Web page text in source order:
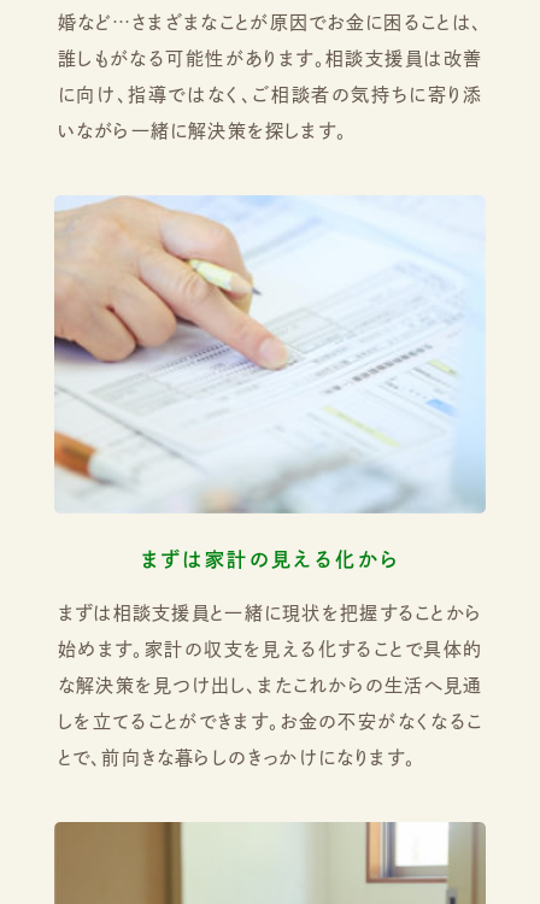
婚など…さまざまなことが原因でお金に困ることは、
誰しもがなる可能性があります。相談支援員は改善
に向け、指導ではなく、ご相談者の気持ちに寄り添
いながら一緒に解決策を探します。
まずは家計の見える化から
まずは相談支援員と一緒に現状を把握することから
始めます。家計の収支を見える化することで具体的
な解決策を見つけ出し、またこれからの生活へ見通
しを立てることができます。お金の不安がなくなるこ
とで、前向きな暮らしのきっかけになります。